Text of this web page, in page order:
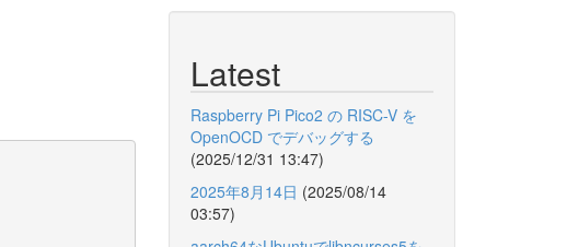
Latest
Raspberry Pi Pico2 の RISC-V を
OpenOCD でデバッグする
(2025/12/31 13:47)
2025年8月14日 (2025/08/14
03:57)